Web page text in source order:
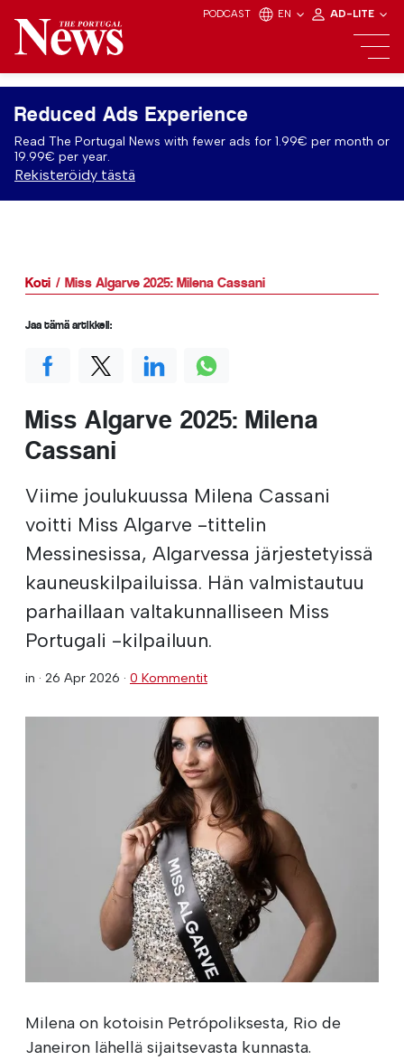
PODCAST EN AD-LITE
Reduced Ads Experience
Read The Portugal News with fewer ads for 1.99€ per month or
19.99€ per year.
Rekisteröidy tästä
Koti Miss Algarve 2025: Milena Cassani
Miss Algarve 2025: Milena
Cassani
Viime joulukuussa Milena Cassani
voitti Miss Algarve -tittelin
Messinesissa, Algarvessa järjestetyissä
kauneuskilpailuissa. Hän valmistautuu
parhaillaan valtakunnalliseen Miss
Portugali -kilpailuun.
in · 26 Apr 2026 · 0 Kommentit
Milena on kotoisin Petrópoliksesta, Rio de
Janeiron lähellä sijaitsevasta kunnasta.
Jaa tämä artikkeli: